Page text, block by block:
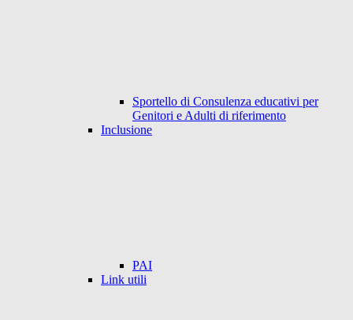
Sportello di Consulenza educativi per
Genitori e Adulti di riferimento
Inclusione
PAI
Link utili